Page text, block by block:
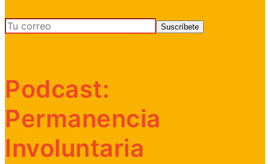
Podcast:
Permanencia
Involuntaria